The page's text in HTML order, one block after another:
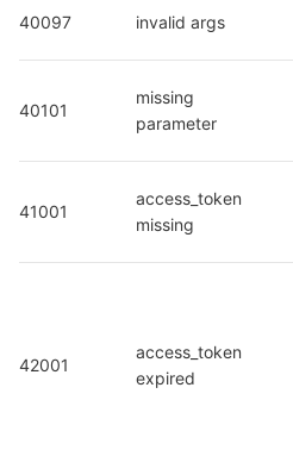
40097 invalid args
40101
missing
parameter
41001
access_token
missing
42001
access_token
expired